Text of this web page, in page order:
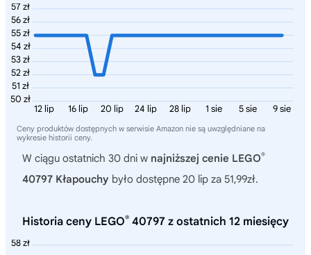
57 zł
56 zł
55 zł
54 zł
53 zł
52 zł
51 zł
50 zł
9 sie
5 sie
1 sie
28 lip
24 lip
20 lip
16 lip
12 lip
Ceny produktów dostępnych w serwisie Amazon nie są uwzględniane na
wykresie historii ceny.
W ciągu ostatnich 30 dni w najniższej cenie LEGO®
40797 Kłapouchy było dostępne 20 lip za 51,99zł.
Historia ceny LEGO® 40797 z ostatnich 12 miesięcy
58 zł